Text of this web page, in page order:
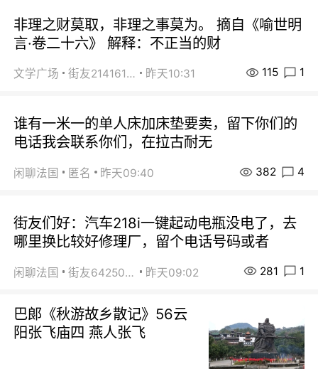
非理之财莫取，非理之事莫为。 摘自《喻世明
言·卷二十六》 解释：不正当的财
文学广场 街友21416156 昨天10:31 115 1
谁有一米一的单人床加床垫要卖，留下你们的
电话我会联系你们，在拉古耐无
闲聊法国 匿名 昨天09:40 382 4
街友们好：汽车218i一键起动电瓶没电了，去
哪里换比较好修理厂，留个电话号码或者
闲聊法国 街友64250024 昨天09:02 281 1
巴郞《秋游故乡散记》56云
阳张飞庙四 燕人张飞